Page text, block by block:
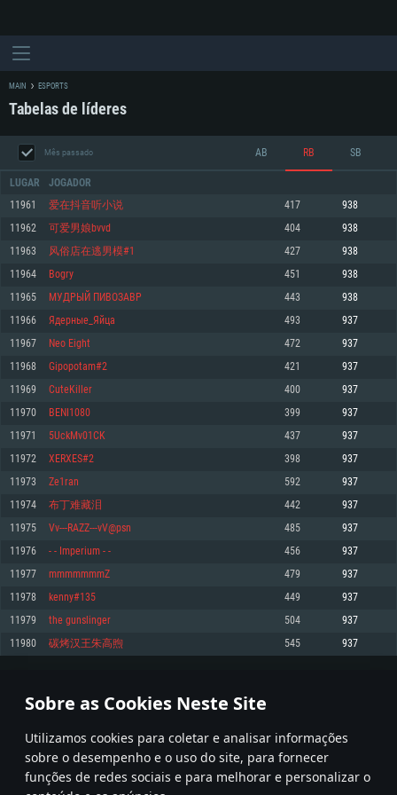
Sobre as Cookies Neste Site
Utilizamos cookies para coletar e analisar informações
sobre o desempenho e o uso do site, para fornecer
funções de redes sociais e para melhorar e personalizar o
REQUERIMENTOS DE SISTEMA
Mínimo
Sistema Operativo: Windows 10 (64 bit)
Processador: Dual-Core 2.2 GHz
Memória: 4GB
Placa Gráfica: Placa com DirectX 11: AMD Radeon 77XX / NVIDIA GeForce
GTX 660. Resolução mínima suportada: 720p
Network: Internet de banda larga.
Disco: 23,1 GB
Recomendado
superior, Radeon RX 570 ou superior
Disco: 75,9 GB
Mínimo
Sistema Operativo: Mac OS Big Sur 11.0 ou versão mais recente
Processador: Core i5 2.2GHz mínimo (Intel Xeon não suportado)
Memória: 6 GB
Placa Gráfica: Intel Iris Pro 5200 (Mac), equivalentes AMD/Nvidia para Mac.
Resolução mínima suportada: 720p com suporte Metal.
Network: Internet de banda larga.
Disco: 21,5 GB
Recomendado
Network: Internet de banda larga.
Mínimo
Sistema Operativo: Distribuições mais modernas do Linux de 64bit
Processador: Dual-Core 2.4 GHz
Memória: 4 GB
Placa Gráfica: NVIDIA 660 com os drivers mais recentes (não mais de 6
meses) / equivalentes AMD com os drivers mais recentes com suporte
Vulkan (não mais de 6 meses); Resolução mínima suportada: 720p.
Network: Internet de banda larga.
Disco: 21,5 GB
Recomendado
Sistema Operativo: Ubuntu 20.04 64bit
Processador: Intel Core i7
Memória: 16 GB
Placa Gráfica: NVIDIA 1060 com os drivers mais recentes (não mais de 6
meses) / equivalentes AMD (Radeon RX 570) com os drivers mais recentes
Network: Internet de banda larga.
MAIN ESPORTS
Tabelas de líderes
Mês passado AB RB SB
LUGAR JOGADOR
11961 爱在抖音听小说 417 938
11962 可爱男娘bvvd 404 938
11963 风俗店在逃男模#1 427 938
11964 Bogry 451 938
11965 МУДРЫЙ ПИВОЗАВР 443 938
11966 Ядерные_Яйца 493 937
11967 Neo Eight 472 937
11968 Gipopotam#2 421 937
11969 CuteKiller 400 937
11970 BENI1080 399 937
11971 5UckMv01CK 437 937
11972 XERXES#2 398 937
11973 Ze1ran 592 937
11974 布丁难藏泪 442 937
11975 Vv---RAZZ---vV@psn 485 937
11976 - - Imperium - - 456 937
11977 mmmmmmmZ 479 937
11978 kenny#135 449 937
11979 the gunslinger 504 937
11980 碳烤汉王朱高煦 545 937